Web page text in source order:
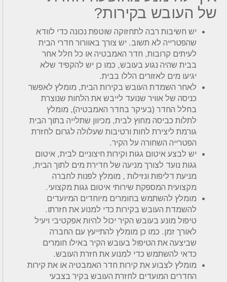
של העובש בקירות?
יש חשיבות רבה לתחזוקה שוטפת נכונה כדי לוודא
שהפטרייה לא תשוב. יש צורך באוורור חדרי הבית
לעיתים קרובות, חדר האמבטיה או כל חלל אחר
בבית שהיה נגוע בעובש, כמו כן יש להקפיד שלא
יגיעו מים לאזורים הללו בבית.
לאחר השמדת העובש בקירות הבית, מומלץ לאפשר
כניסה של אוויר שנועד לייבש את הלחות שנוצרת
בחלל החדר (בעיקר בחדר האמבטיה), מומלץ
לתלות כביסה מחוץ לבית, מכיוון שתלייה בתוך הבית
גורמת ליצירת לחות ורטיבות שעלולה לגרום לחזרת
הפטרייה השחורה על הקיר.
יש לבצע איטום גגות וקירות חיצוניים לבית, איטום
גגות נועד לצורך מניעה של חדירת מים לתוך הבית,
מניעת דליפות ונזילות , מומלץ לפנות לחברה
מקצועית המספקת שירותי איטום גגות מקצועי.
מומלץ להשתמש בחומרים מיוחדים המיועדים
להשמדת העובש בקירות כדי למנוע את חזרתו.
טיפול מונע בעובש הקיר יכול להיות אפקטיבי ויעיל
לאורך זמן. כמו כן מומלץ להתייעץ עם החברה
שביצעה את הטיפול בעובש הקיר באילו חומרים
כדאי להשתמש כדי למנוע את חזרת העובש.
מומלץ לצבוע את קירות חדר האמבטיה או את קירות
החדרים המועדים לחזרת העובש בקיר בצבעי